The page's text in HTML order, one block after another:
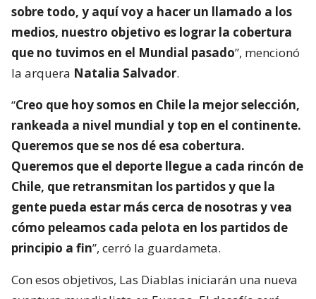
sobre todo, y aquí voy a hacer un llamado a los
medios, nuestro objetivo es lograr la cobertura
que no tuvimos en el Mundial pasado”, mencionó
la arquera Natalia Salvador.
“Creo que hoy somos en Chile la mejor selección,
rankeada a nivel mundial y top en el continente.
Queremos que se nos dé esa cobertura.
Queremos que el deporte llegue a cada rincón de
Chile, que retransmitan los partidos y que la
gente pueda estar más cerca de nosotras y vea
cómo peleamos cada pelota en los partidos de
principio a fin”, cerró la guardameta.
Con esos objetivos, Las Diablas iniciarán una nueva